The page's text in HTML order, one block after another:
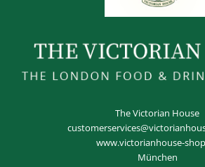
The Victorian House
www.victorianhouse-
München